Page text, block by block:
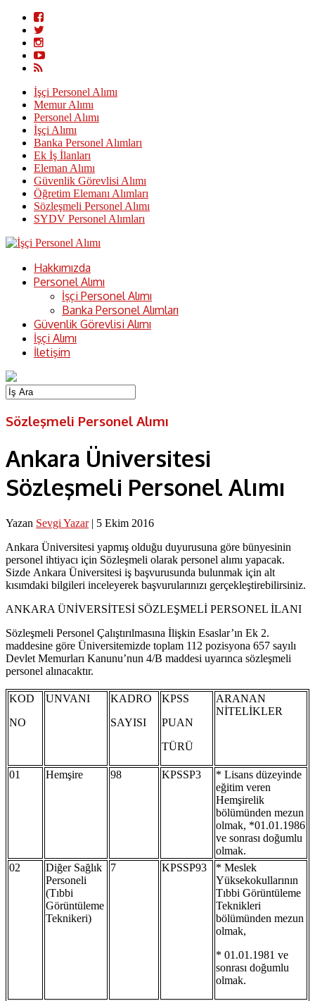
İşçi Personel Alımı
Memur Alımı
Personel Alımı
İşçi Alımı
Banka Personel Alımları
Ek İş İlanları
Eleman Alımı
Güvenlik Görevlisi Alımı
Öğretim Elemanı Alımları
Sözleşmeli Personel Alımı
SYDV Personel Alımları
Hakkımızda
Personel Alımı
İşçi Personel Alımı
Banka Personel Alımları
Güvenlik Görevlisi Alımı
İşçi Alımı
İletişim
Sözleşmeli Personel Alımı
Ankara Üniversitesi
Sözleşmeli Personel Alımı
Yazan Sevgi Yazar| 5 Ekim 2016
Ankara Üniversitesi yapmış olduğu duyurusuna göre bünyesinin
personel ihtiyacı için Sözleşmeli olarak personel alımı yapacak.
Sizde Ankara Üniversitesi iş başvurusunda bulunmak için alt
kısımdaki bilgileri inceleyerek başvurularınızı gerçekleştirebilirsiniz.
ANKARA ÜNİVERSİTESİ SÖZLEŞMELİ PERSONEL İLANI
Sözleşmeli Personel Çalıştırılmasına İlişkin Esaslar’ın Ek 2.
maddesine göre Üniversitemizde toplam 112 pozisyona 657 sayılı
Devlet Memurları Kanunu’nun 4/B maddesi uyarınca sözleşmeli
personel alınacaktır.
KOD
NO
UNVANI
KADRO
SAYISI
KPSS
PUAN
TÜRÜ
ARANAN
NİTELİKLER
01 Hemşire 98 KPSSP3
* Lisans düzeyinde
eğitim veren
Hemşirelik
bölümünden mezun
olmak, *01.01.1986
ve sonrası doğumlu
olmak.
02
Diğer Sağlık
Personeli
(Tıbbi
Görüntüleme
Teknikeri)
7 KPSSP93
* Meslek
Yüksekokullarının
Tıbbi Görüntüleme
Teknikleri
bölümünden mezun
olmak,
* 01.01.1981 ve
sonrası doğumlu
olmak.